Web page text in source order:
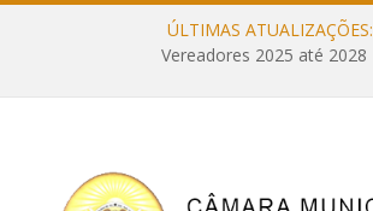
ÚLTIMAS ATUALIZAÇÕES:
Vereadores 2025 até 2028